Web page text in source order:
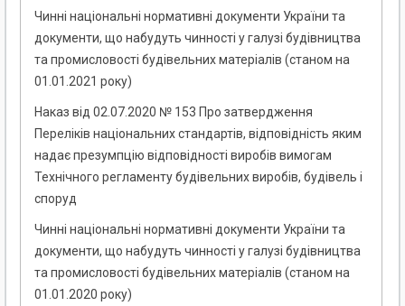
Чинні національні нормативні документи України та
документи, що набудуть чинності у галузі будівництва
та промисловості будівельних матеріалів (станом на
01.01.2021 року)
Наказ від 02.07.2020 № 153 Про затвердження
Переліків національних стандартів, відповідність яким
надає презумпцію відповідності виробів вимогам
Технічного регламенту будівельних виробів, будівель і
споруд
Чинні національні нормативні документи України та
документи, що набудуть чинності у галузі будівництва
та промисловості будівельних матеріалів (станом на
01.01.2020 року)